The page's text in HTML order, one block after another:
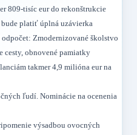
809-tisíc eur do rekonštrukcie
platiť úplná uzávierka
Zmodernizované školstvo
cesty, obnovené pamiatky
takmer 4,9 milióna eur na
ľudí. Nominácie na ocenenia
výsadbou ovocných